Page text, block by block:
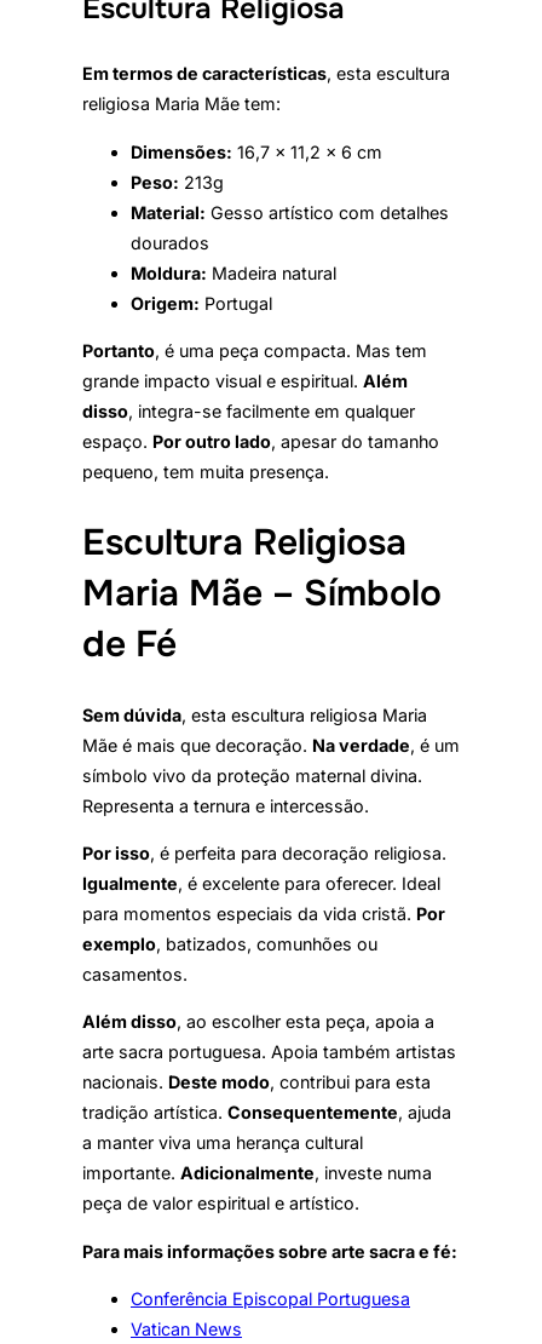
Escultura Religiosa
Em termos de características, esta escultura
religiosa Maria Mãe tem:
Dimensões: 16,7 × 11,2 × 6 cm
Peso: 213g
Material: Gesso artístico com detalhes
dourados
Moldura: Madeira natural
Origem: Portugal
Portanto, é uma peça compacta. Mas tem
grande impacto visual e espiritual. Além
disso, integra-se facilmente em qualquer
espaço. Por outro lado, apesar do tamanho
pequeno, tem muita presença.
Escultura Religiosa
Maria Mãe – Símbolo
de Fé
Sem dúvida, esta escultura religiosa Maria
Mãe é mais que decoração. Na verdade, é um
símbolo vivo da proteção maternal divina.
Representa a ternura e intercessão.
Por isso, é perfeita para decoração religiosa.
Igualmente, é excelente para oferecer. Ideal
para momentos especiais da vida cristã. Por
exemplo, batizados, comunhões ou
casamentos.
Além disso, ao escolher esta peça, apoia a
arte sacra portuguesa. Apoia também artistas
nacionais. Deste modo, contribui para esta
tradição artística. Consequentemente, ajuda
a manter viva uma herança cultural
importante. Adicionalmente, investe numa
peça de valor espiritual e artístico.
Para mais informações sobre arte sacra e fé:
Conferência Episcopal Portuguesa
Vatican News